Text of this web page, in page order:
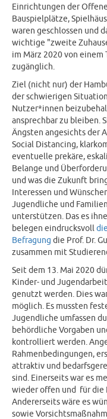
Einrichtungen der
Bauspielplätze,
waren geschlossen und
wichtige "zweite
im März 2020 von einem
zugänglich.
Ziel (nicht nur) der
der schwierigen
Nutzer*innen
ansprechbar zu bleiben.
Ängsten angesichts der
Social Distancing,
eventuelle prekäre,
Belange und
und was die Zukunft
Interessen und
Jugendliche und
unterstützen. Das es
belegen eindrucksvoll
Befragung die Prof. Dr.
zusammen mit
Seit dem 13. Mai 2020
Kinder- und
genutzt werden. Dies
möglich. Es mussten
Jugendliche umfassen
behördliche Vorgaben
kontrolliert werden.
Rahmenbedingungen,
attraktiv und
sind. Einerseits war es
wieder offen und für die
Andererseits wäre es
sowie